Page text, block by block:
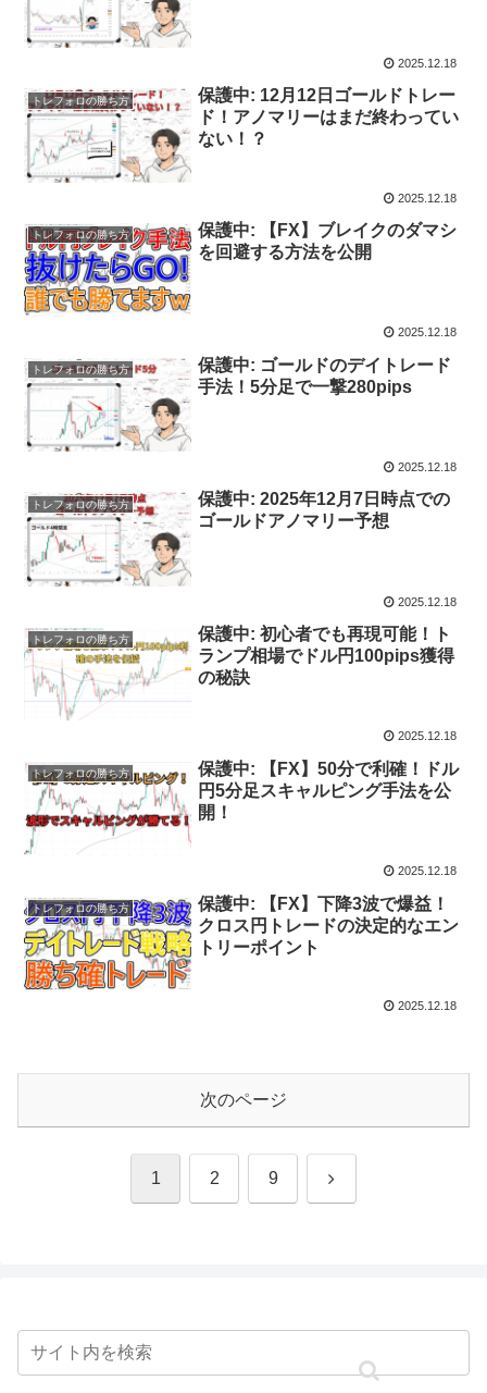
2025.12.18
トレフォロの勝ち方
保護中: 12月12日ゴールドトレー
ド！アノマリーはまだ終わってい
ない！？
2025.12.18
トレフォロの勝ち方
保護中: 【FX】ブレイクのダマシ
を回避する方法を公開
2025.12.18
トレフォロの勝ち方
保護中: ゴールドのデイトレード
手法！5分足で一撃280pips
2025.12.18
トレフォロの勝ち方
保護中: 2025年12月7日時点での
ゴールドアノマリー予想
2025.12.18
トレフォロの勝ち方
保護中: 初心者でも再現可能！ト
ランプ相場でドル円100pips獲得
の秘訣
2025.12.18
トレフォロの勝ち方
保護中: 【FX】50分で利確！ドル
円5分足スキャルピング手法を公
開！
2025.12.18
トレフォロの勝ち方
保護中: 【FX】下降3波で爆益！
クロス円トレードの決定的なエン
トリーポイント
2025.12.18
次のページ
1 2 9 次